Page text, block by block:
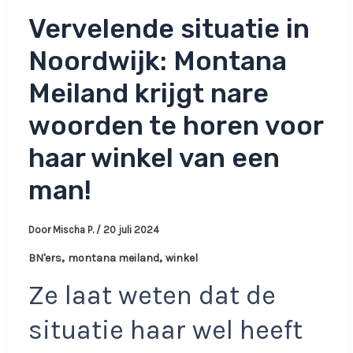
Vervelende situatie in
Noordwijk: Montana
Meiland krijgt nare
woorden te horen voor
haar winkel van een
man!
Door Mischa P. / 20 juli 2024
BN'ers, montana meiland, winkel
Ze laat weten dat de
situatie haar wel heeft